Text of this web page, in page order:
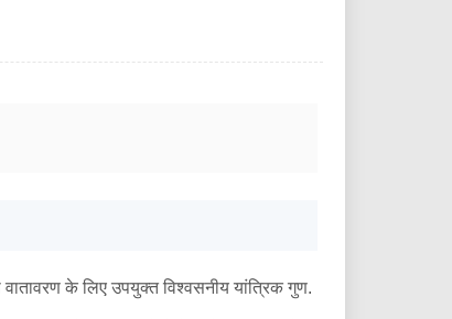
वातावरण के लिए उपयुक्त विश्वसनीय यांत्रिक गुण.